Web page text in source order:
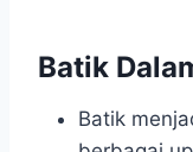
Batik
Batik